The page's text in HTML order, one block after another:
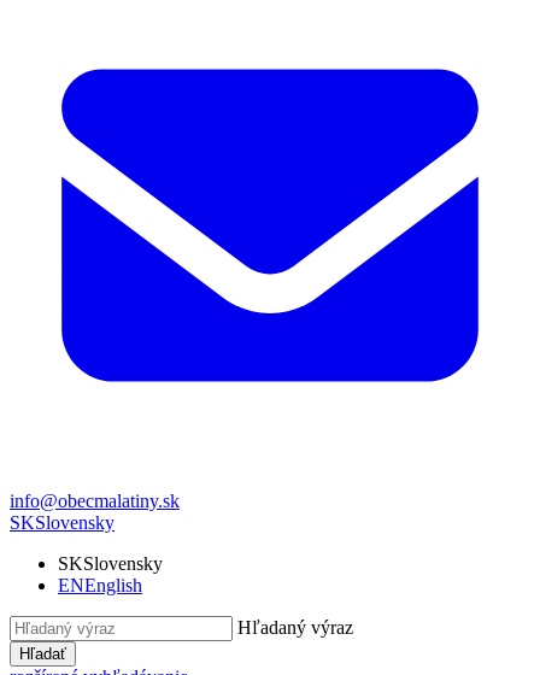
info@obecmalatiny.sk
SKSlovensky
SKSlovensky
ENEnglish
Hľadaný výraz
Hľadať